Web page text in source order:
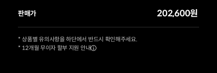
판매가 202,600원
* 상품별 유의사항을 하단에서 반드시 확인해주세요.
* 12개월 무이자 할부 지원 안내